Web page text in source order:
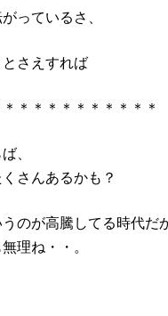
っているさ、
さえすれば
＊＊＊＊＊＊＊＊＊＊
、
さんあるかも？
のが高騰してる時代だ
理ね・・。